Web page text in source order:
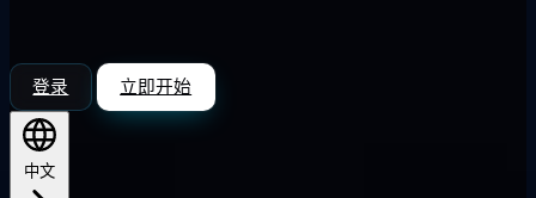
登录 立即开始
中文